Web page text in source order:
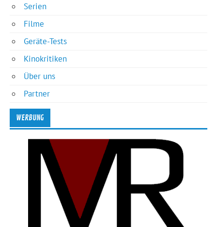
Serien
Filme
Geräte-Tests
Kinokritiken
Über uns
Partner
WERBUNG